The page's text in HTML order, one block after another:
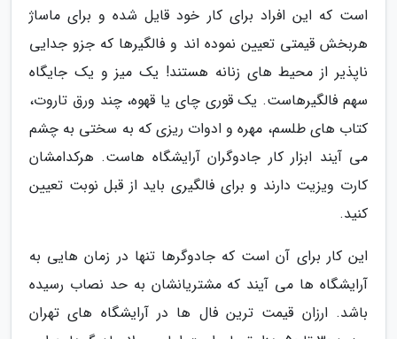
است که این افراد برای کار خود قایل شده و برای ماساژ
هربخش قیمتی تعیین نموده اند و فالگیرها که جزو جدایی
ناپذیر از محیط های زنانه هستند! یک میز و یک جایگاه
سهم فالگیرهاست. یک قوری چای یا قهوه، چند ورق تاروت،
کتاب های طلسم، مهره و ادوات ریزی که به سختی به چشم
می آیند ابزار کار جادوگران آرایشگاه هاست. هرکدامشان
کارت ویزیت دارند و برای فالگیری باید از قبل نوبت تعیین
کنید.
این کار برای آن است که جادوگرها تنها در زمان هایی به
آرایشگاه ها می آیند که مشتریانشان به حد نصاب رسیده
باشد. ارزان قیمت ترین فال ها در آرایشگاه های تهران